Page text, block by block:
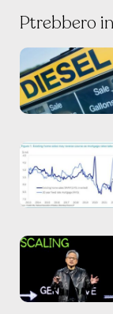
Ptrebbero